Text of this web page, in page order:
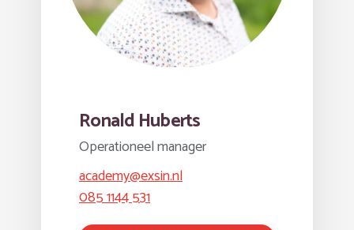
Ronald Huberts
Operationeel manager
academy@exsin.nl
085 1144 531